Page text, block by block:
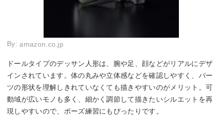
By:amazon.co.jp
ドールタイプのデッサン人形は、腕や足、顔などがリアルにデザ
インされています。体の丸みや立体感などを確認しやすく、パー
ツの形状を理解しきれていなくても描きやすいのがメリット。可
動域が広いモノも多く、細かく調節して描きたいシルエットを再
現しやすいので、ポーズ練習にもぴったりです。